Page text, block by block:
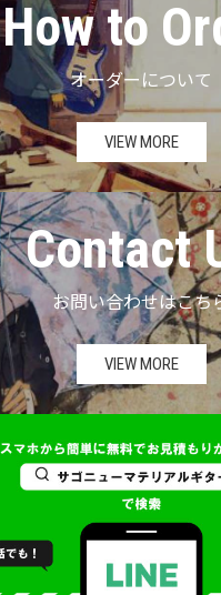
How to
オーダーについて
VIEW MORE
Contact
お問い合わせはこち
VIEW MORE